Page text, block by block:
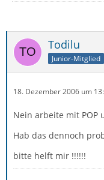
Todilu
Junior-Mitglied
18. Dezember 2006 um
Nein arbeite mit POP
Hab das dennoch
bitte helft mir !!!!!!